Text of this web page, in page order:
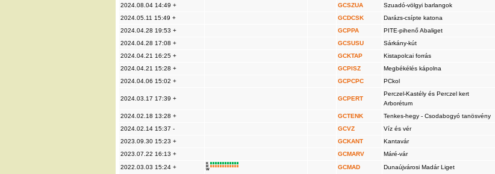
2024.08.04 14:49 +
GCSZUA Szuadó-völgyi barlangok
2024.05.11 15:49 +
GCDCSK Darázs-csípte katona
2024.04.28 19:53 +
GCPPA PITE-pihenő Abaliget
2024.04.28 17:08 +
GCSUSU Sárkány-kút
2024.04.21 16:25 +
GCKTAP Kistapolcai forrás
2024.04.21 15:28 +
GCPISZ Megbékélés kápolna
2024.04.06 15:02 +
GCPCPC PCkol
2024.03.17 17:39 + GCPERT
Perczel-Kastély és Perczel kert
Arborétum
2024.02.18 13:28 + GCTENK Tenkes-hegy - Csodabogyó tanösvény
2024.02.14 15:37 -
GCVZ Víz és vér
2023.09.30 15:23 +
GCKANT Kantavár
2023.07.22 16:13 +
GCMARV Máré-vár
2022.03.03 15:24 +
K
R
W
GCMAD Dunaújvárosi Madár Liget